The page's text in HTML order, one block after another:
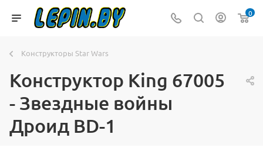
0
Конструкторы Star Wars
Конструктор King 67005
- Звездные войны
Дроид BD-1